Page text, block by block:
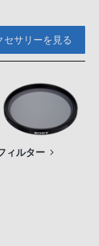
セサリーを見る
ィルター